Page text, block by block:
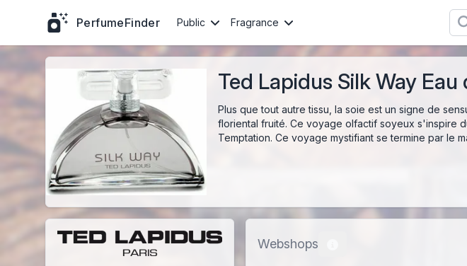
PerfumeFinder Public Fragrance
Ted Lapidus Silk Way
Plus que tout autre tissu, la soie est un signe de
floriental fruité. Ce voyage olfactif soyeux s'inspire
Temptation. Ce voyage mystifiant se termine par le
Webshops